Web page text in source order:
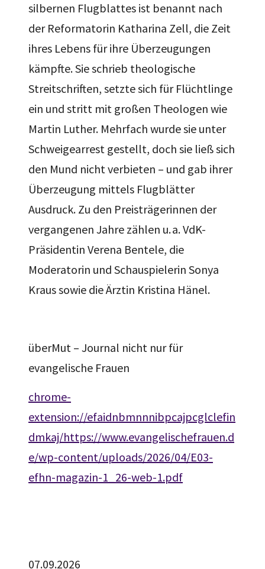
silbernen Flugblattes ist benannt nach
der Reformatorin Katharina Zell, die Zeit
ihres Lebens für ihre Überzeugungen
kämpfte. Sie schrieb theologische
Streitschriften, setzte sich für Flüchtlinge
ein und stritt mit großen Theologen wie
Martin Luther. Mehrfach wurde sie unter
Schweigearrest gestellt, doch sie ließ sich
den Mund nicht verbieten – und gab ihrer
Überzeugung mittels Flugblätter
Ausdruck. Zu den Preisträgerinnen der
vergangenen Jahre zählen u. a. VdK-
Präsidentin Verena Bentele, die
Moderatorin und Schauspielerin Sonya
Kraus sowie die Ärztin Kristina Hänel.
überMut – Journal nicht nur für
evangelische Frauen
chrome-
extension://efaidnbmnnnibpcajpcglclefin
dmkaj/https://www.evangelischefrauen.d
e/wp-content/uploads/2026/04/E03-
efhn-magazin-1_26-web-1.pdf
07.09.2026